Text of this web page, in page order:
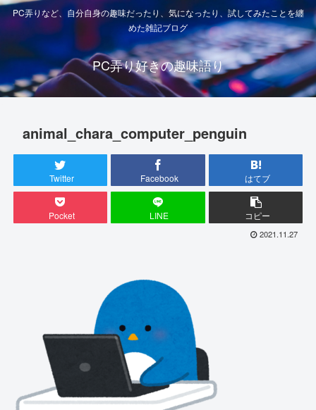
PC弄りなど、自分自身の趣味だったり、気になったり、試してみたことを纏
めた雑記ブログ
PC弄り好きの趣味語り
animal_chara_computer_penguin
Twitter Facebook はてブ
Pocket LINE コピー
2021.11.27